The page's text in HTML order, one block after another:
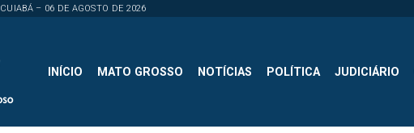
CUIABÁ – 06 DE AGOSTO DE 2026
INÍCIO MATO GROSSO NOTÍCIAS POLÍTICA JUDICIÁRIO